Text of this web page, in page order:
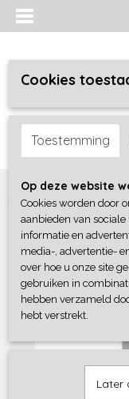
Inloggen Registreren
Home >Meisjes baby
Cookies
Toestemming
Op deze website
Cookies worden door
aanbieden van
informatie en
media-, advertentie-
over hoe u onze site
gebruiken in
hebben verzameld
hebt verstrekt.
Later